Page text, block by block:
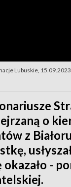
Lubuskie, 15.09.2023
o
z
okazało -